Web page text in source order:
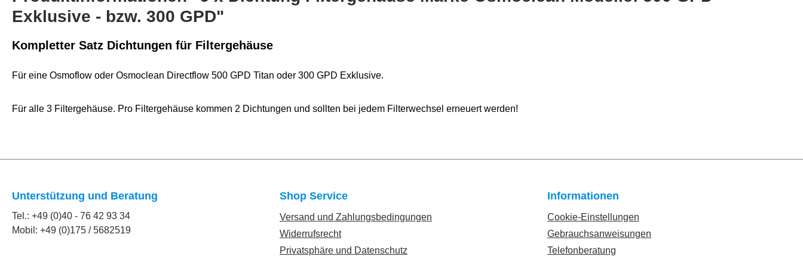
Exklusive - bzw. 300 GPD"
Kompletter Satz Dichtungen für Filtergehäuse
Für eine Osmoflow oder Osmoclean Directflow 500 GPD Titan oder 300 GPD Exklusive.
Für alle 3 Filtergehäuse. Pro Filtergehäuse kommen 2 Dichtungen und sollten bei jedem Filterwechsel erneuert werden!
Unterstützung und Beratung
Tel.: +49 (0)40 - 76 42 93 34
Mobil: +49 (0)175 / 5682519
Shop Service
Versand und Zahlungsbedingungen
Widerrufsrecht
Privatsphäre und Datenschutz
Informationen
Cookie-Einstellungen
Gebrauchsanweisungen
Telefonberatung